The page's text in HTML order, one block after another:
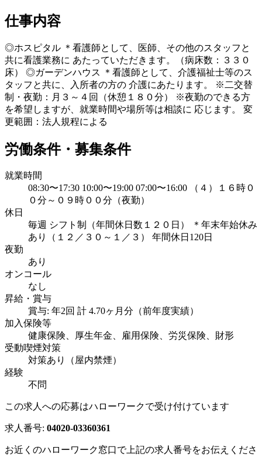
仕事内容
◎ホスピタル ＊看護師として、医師、その他のスタッフと
共に看護業務に あたっていただきます。（病床数：３３０
床） ◎ガーデンハウス ＊看護師として、介護福祉士等のス
タッフと共に、入所者の方の 介護にあたります。 ※二交替
制・夜勤：月３～４回（休憩１８０分） ※夜勤のできる方
を希望しますが、就業時間や場所等は相談に 応じます。 変
更範囲：法人規程による
労働条件・募集条件
就業時間
08:30〜17:30 10:00〜19:00 07:00〜16:00 （４）１６時０
０分～０９時００分（夜勤）
休日
毎週 シフト制（年間休日数１２０日） ＊年末年始休み
あり（１２／３０～１／３） 年間休日120日
夜勤
あり
オンコール
なし
昇給・賞与
賞与: 年2回 計 4.70ヶ月分（前年度実績）
加入保険等
健康保険、厚生年金、雇用保険、労災保険、財形
受動喫煙対策
対策あり（屋内禁煙）
経験
不問
この求人への応募はハローワークで受け付けています
求人番号: 04020-03360361
お近くのハローワーク窓口で上記の求人番号をお伝えくださ